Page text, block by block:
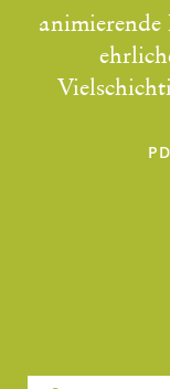
animierende